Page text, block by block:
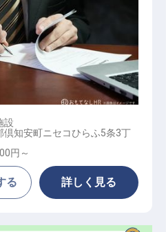
ドミニストレーター/Fa
設
倶知安町ニセコひらふ5条3丁
円～
る 詳しく見る